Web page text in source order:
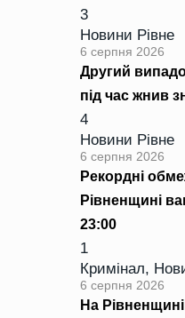
3
Новини Рівне
6 серпня 2026
Другий
під час жнив
4
Новини Рівне
6 серпня 2026
Рекордні
Рівненщині
23:00
1
Кримінал,
6 серпня 2026
На